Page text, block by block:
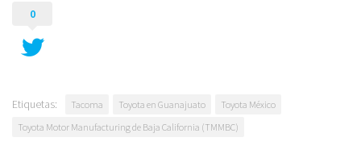
0
Etiquetas: Tacoma Toyota en Guanajuato
Toyota México
Toyota Motor Manufacturing de Baja California (TMMBC)